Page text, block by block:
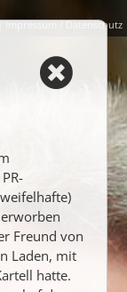
Impressum / Datenschutz
erworben
Freund von
Laden, mit
hatte.